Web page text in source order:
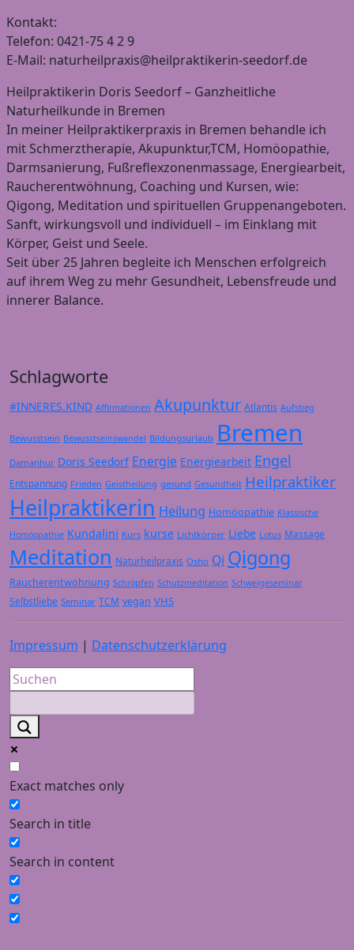
Kontakt:
Telefon: 0421-75 4 2 9
E-Mail: naturheilpraxis@heilpraktikerin-seedorf.de
Heilpraktikerin Doris Seedorf – Ganzheitliche
Naturheilkunde in Bremen
In meiner Heilpraktikerpraxis in Bremen behandle ich
mit Schmerztherapie, Akupunktur,TCM, Homöopathie,
Darmsanierung, Fußreflexzonenmassage, Energiearbeit,
Raucherentwöhnung, Coaching und Kursen, wie:
Qigong, Meditation und spirituellen Gruppenangeboten.
Sanft, wirkungsvoll und individuell – im Einklang mit
Körper, Geist und Seele.
Seit über 25 Jahren begleite ich Menschen erfolgreich
auf ihrem Weg zu mehr Gesundheit, Lebensfreude und
innerer Balance.
Schlagworte
#INNERES.KIND Affirmationen Akupunktur Atlantis Aufstieg
Bewusstsein Bewusstseinswandel Bildungsurlaub Bremen
Damanhur Doris Seedorf Energie Energiearbeit Engel
Entspannung Frieden Geistheilung gesund Gesundheit Heilpraktiker
Heilpraktikerin Heilung Homöopathie Klassische
Homöopathie Kundalini Kurs kurse Lichtkörper Liebe Lotus Massage
Meditation Naturheilpraxis Osho Qi Qigong
Raucherentwöhnung Schröpfen Schutzmeditation Schweigeseminar
Selbstliebe Seminar TCM vegan VHS
Impressum | Datenschutzerklärung
Exact matches only
Search in title
Search in content